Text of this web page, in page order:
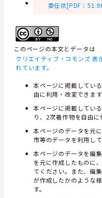
委任状[PDF：
このページの本文とデータは
クリエイティブ・コモンズ
れています。
本ページに掲載してい
由に利用・改変できます
本ページに掲載してい
り、2次著作物を自由に
本ページのデータを元
市等のデータを利用し
本ページのデータを編
を元に作成したものに
てください。また、編
が作成したかのような
す。